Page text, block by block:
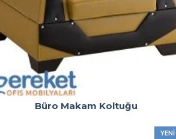
Büro Makam Koltuğu
YENI